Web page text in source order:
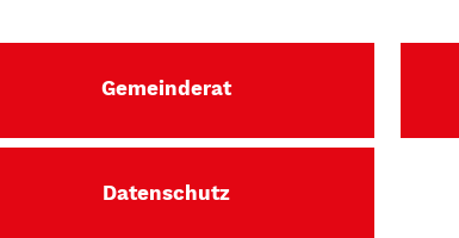
Gemeinderat
Datenschutz